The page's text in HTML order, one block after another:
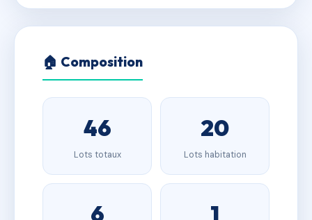
🏠 Composition
46
Lots totaux
20
Lots habitation
6 1